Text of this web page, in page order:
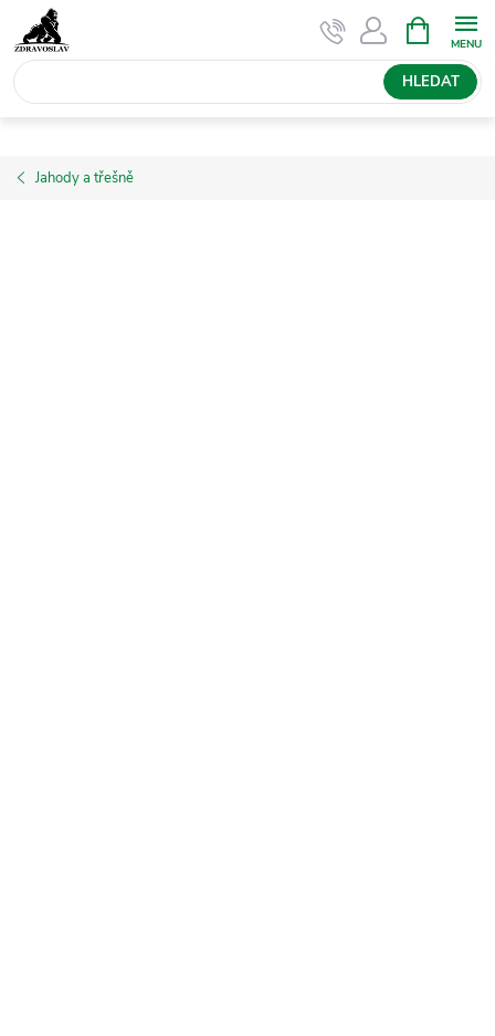
na
obsah
HLEDAT
NÁKUPNÍ
KOŠÍK
Jahody a třešně